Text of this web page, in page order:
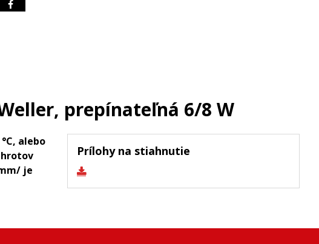
prepínateľná 6/8 W
Prílohy na stiahnutie
alebo
hrotov
je